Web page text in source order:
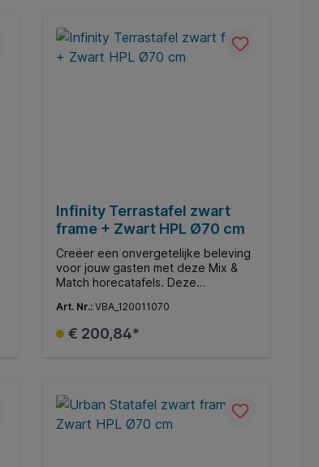
Infinity Terrastafel zwart
frame + Zwart HPL Ø70 cm
Creëer een onvergetelijke beleving
voor jouw gasten met deze Mix &
Match horecatafels. Deze
restaurants, gezellige terrassen en
andere horecagelegenheden de
mogelijkheid om middels diverse
Art. Nr.: VBA_120011070
€ 200,84*